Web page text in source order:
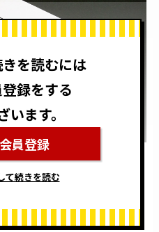
を読むには
録をする
います。
員登録
て続きを読む